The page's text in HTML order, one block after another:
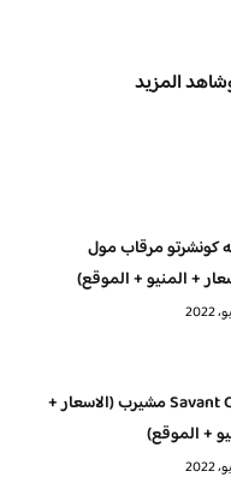
المزيد
كونشرتو مرقاب مول
+ المنيو + الموقع)
Savant Cafe مشيرب (الاسعار +
+ الموقع)